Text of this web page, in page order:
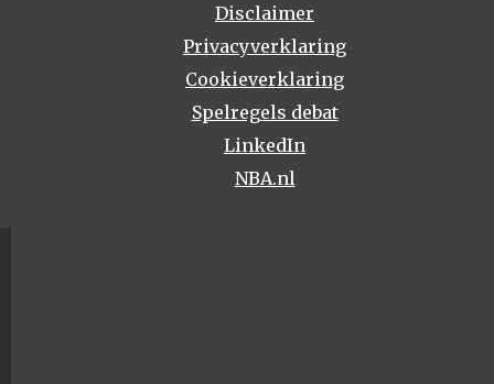
Disclaimer
Privacyverklaring
Cookieverklaring
Spelregels debat
LinkedIn
NBA.nl